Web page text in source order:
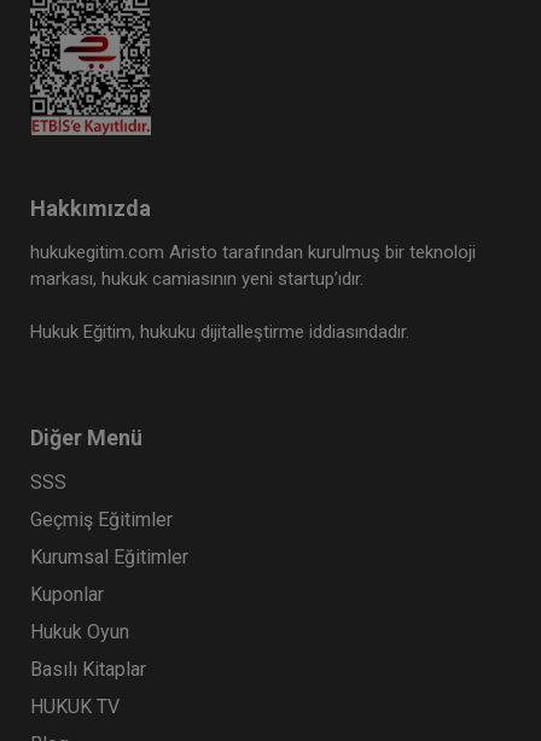
Hakkımızda
hukukegitim.com Aristo tarafından kurulmuş bir teknoloji
markası, hukuk camiasının yeni startup’ıdır.
Hukuk Eğitim, hukuku dijitalleştirme iddiasındadır.
Diğer Menü
SSS
Geçmiş Eğitimler
Kurumsal Eğitimler
Kuponlar
Hukuk Oyun
Basılı Kitaplar
HUKUK TV